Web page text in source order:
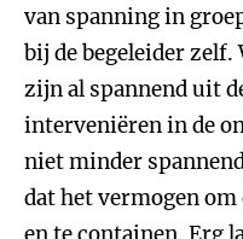
van spanning in
bij de begeleider
zijn al spannend uit
interveniëren in de
niet minder
dat het vermogen